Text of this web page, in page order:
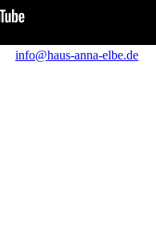
info@haus-anna-elbe.de